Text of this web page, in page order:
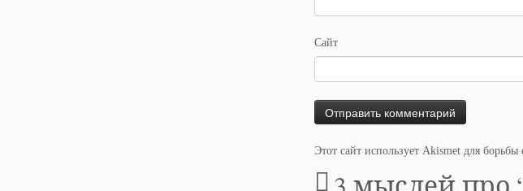
Сайт
Этот сайт использует Akismet для борьбы